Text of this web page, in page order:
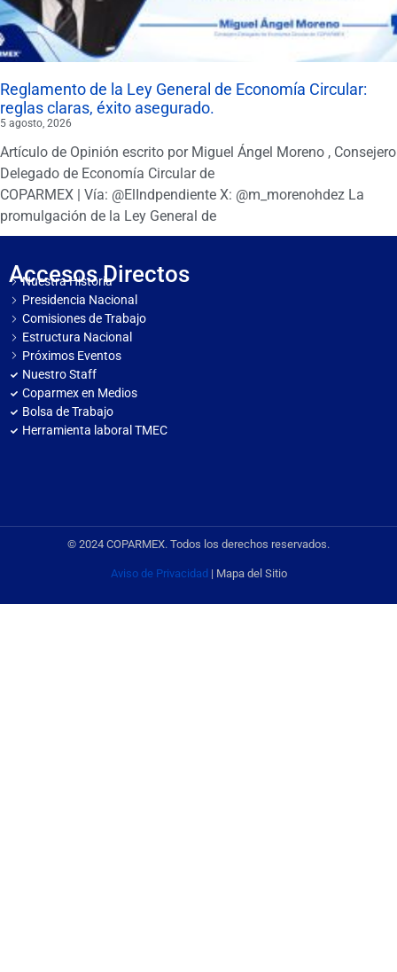
Reglamento de la Ley General de Economía Circular:
reglas claras, éxito asegurado.
5 agosto, 2026
Artículo de Opinión escrito por Miguel Ángel Moreno , Consejero
Delegado de Economía Circular de
COPARMEX | Vía: @ElIndpendiente X: @m_morenohdez La
promulgación de la Ley General de
Accesos Directos
Nuestra Historia
Presidencia Nacional
Comisiones de Trabajo
Estructura Nacional
Próximos Eventos
Nuestro Staff
Coparmex en Medios
Bolsa de Trabajo
Herramienta laboral TMEC
© 2024 COPARMEX. Todos los derechos reservados.
Aviso de Privacidad | Mapa del Sitio